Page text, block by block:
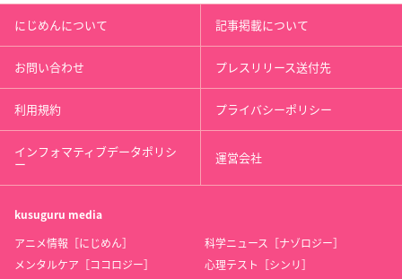
にじめんについて 記事掲載について
お問い合わせ プレスリリース送付先
利用規約 プライバシーポリシー
インフォマティブデータポリシ
ー 運営会社
kusuguru media
アニメ情報［にじめん］
科学ニュース［ナゾロジー］
メンタルケア［ココロジー］
心理テスト［シンリ］